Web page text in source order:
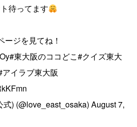
待ってます
ジを見てね！
#東大阪のココどこ#クイズ東大
アイラブ東大阪
) (@love_east_osaka)August 7,